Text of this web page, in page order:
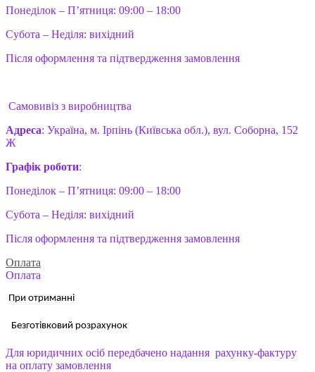
Понеділок – П’ятниця: 09:00 – 18:00
Субота – Неділя: вихідний
Після оформлення та підтвердження замовлення
Самовивіз з виробництва
Адреса: Україна, м. Ірпінь (Київська обл.), вул. Соборна, 152
Ж
Графік роботи:
Понеділок – П’ятниця: 09:00 – 18:00
Субота – Неділя: вихідний
Після оформлення та підтвердження замовлення
Оплата
Оплата
При отриманні
Безготівковий розрахунок
Для юридичних осіб передбачено надання рахунку-фактуру
на оплату замовлення